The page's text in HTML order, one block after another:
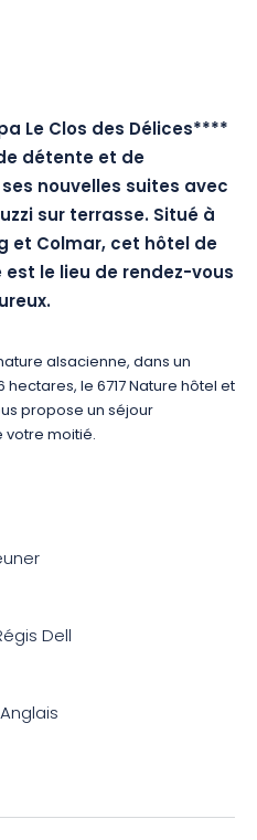
Le Clos des Délices****
détente et de
nouvelles suites avec
sur terrasse. Situé à
et Colmar, cet hôtel de
le lieu de rendez-vous
alsacienne, dans un
le 6717 Nature hôtel et
propose un séjour
votre moitié.
double douche hammam
surface (90 m²) et le jacuzzi
dans un cadre
intérieures et
salle de détente et fitness,
Dell